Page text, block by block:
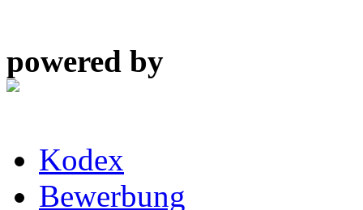
powered by
Kodex
Bewerbung